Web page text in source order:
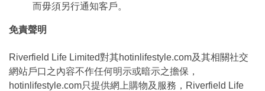
而毋須另行通知客戶。
免責聲明
Riverfield Life Limited對其hotinlifestyle.com及其相關社交
網站戶口之內容不作任何明示或暗示之擔保，
hotinlifestyle.com只提供網上購物及服務，Riverfield Life